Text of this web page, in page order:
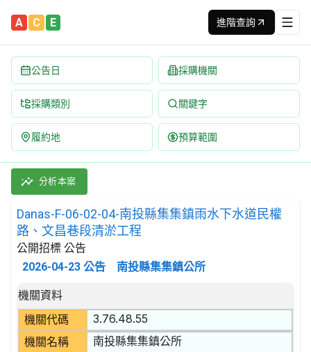
A C E 進階查詢
公告日 採購機關
採購類別 關鍵字
履約地 預算範圍
Danas-F-06-02-04-南投縣集集鎮雨水下水道民權路、文昌
採購類別：工程類 水道、海港、水壩及其他水利工程 | 招
分析本案
Danas-F-06-02-04-南投縣集集鎮雨水下水道民權
路、文昌巷段清淤工程
公開招標 公告
2026-04-23 公告 南投縣集集鎮公所
招標公告詳細內容
機關資料
機關代碼
3.76.48.55
機關名稱 南投縣集集鎮公所